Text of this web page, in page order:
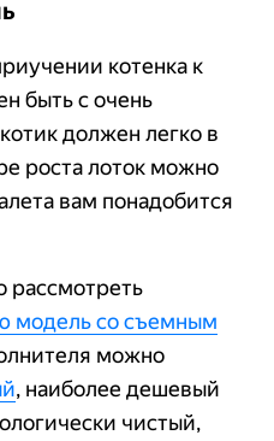
котенка к
быть с очень
должен легко в
роста лоток можно
вам понадобится
рассмотреть
модель со съемным
можно
, наиболее дешевый
чистый,